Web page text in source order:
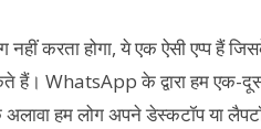
नहीं करता होगा, ये एक ऐसी एप्प हैं
हैं। WhatsApp के द्वारा हम एक-
हम लोग अपने डेस्कटॉप या